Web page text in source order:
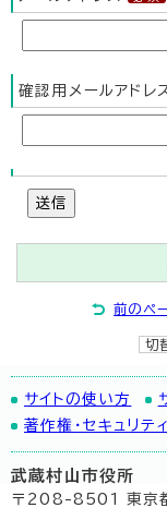
確認用メールアドレ
送信
前のペ
切
サイトの使い方
著作権・セキュリティ
武蔵村山市役所
〒208-8501 東京